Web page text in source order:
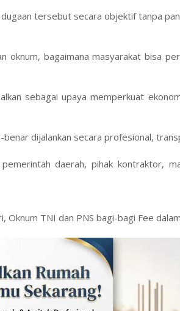
tersebut secara objektif tanpa
oknum, bagaimana masyarakat bisa
sebagai upaya memperkuat
dijalankan secara profesional,
daerah, pihak kontraktor,
Oknum TNI dan PNS bagi-bagi Fee